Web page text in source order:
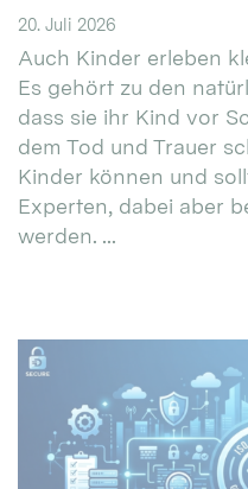
20. Juli 2026
Auch Kinder erleben
Es gehört zu den
dass sie ihr Kind vor
dem Tod und Trauer
Kinder können und
Experten, dabei aber
werden. ...